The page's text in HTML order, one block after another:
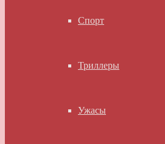
Спорт
Триллеры
Ужасы